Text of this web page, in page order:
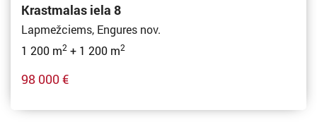
Krastmalas iela 8
Lapmežciems, Engures nov.
1 200 m2 + 1 200 m2
98 000 €